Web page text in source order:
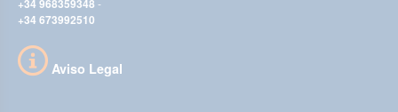
+34 968359348 -
+34 673992510
Aviso Legal